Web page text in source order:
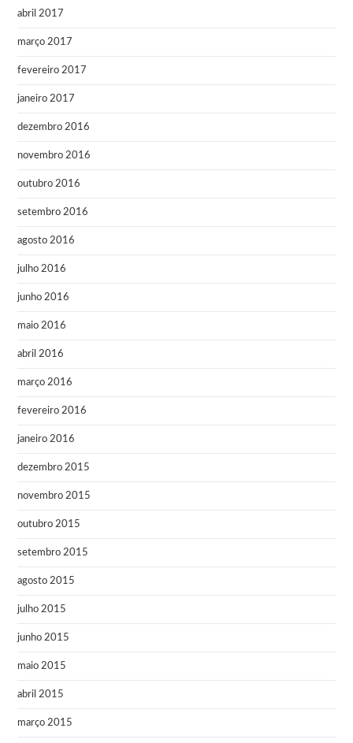
abril 2017
março 2017
fevereiro 2017
janeiro 2017
dezembro 2016
novembro 2016
outubro 2016
setembro 2016
agosto 2016
julho 2016
junho 2016
maio 2016
abril 2016
março 2016
fevereiro 2016
janeiro 2016
dezembro 2015
novembro 2015
outubro 2015
setembro 2015
agosto 2015
julho 2015
junho 2015
maio 2015
abril 2015
março 2015